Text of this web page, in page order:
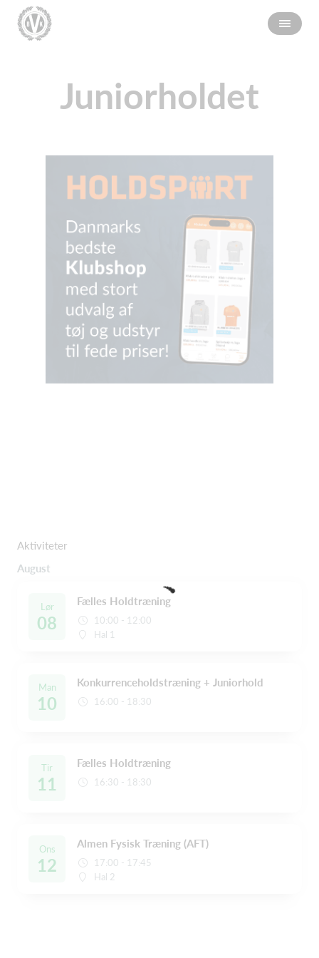
Juniorholdet
Aktiviteter
August
Lør
08
Fælles Holdtræning
10:00 - 12:00
Hal 1
Man
10
Konkurrenceholdstræning + Juniorhold
16:00 - 18:30
Tir
11
Fælles Holdtræning
16:30 - 18:30
Ons
12
Almen Fysisk Træning (AFT)
17:00 - 17:45
Hal 2